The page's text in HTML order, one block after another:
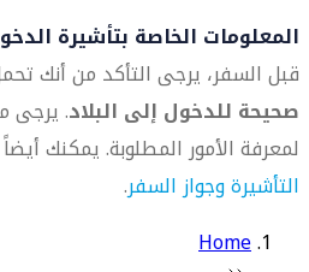
المعلومات الخاصة بتأشيرة
قبل السفر، يرجى التأكد من أنك
صحيحة للدخول إلى البلاد. يرجى
لمعرفة الأمور المطلوبة. يمكنك
التأشيرة وجواز السفر.
Home